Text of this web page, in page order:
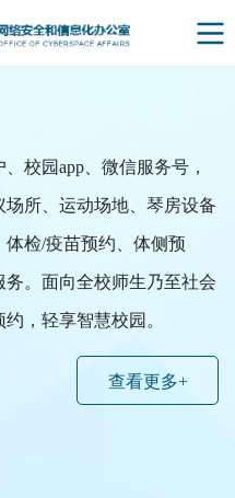
校园app、微信服务号，
所、运动场地、琴房设备
检/疫苗预约、体侧预
。面向全校师生乃至社会
，轻享智慧校园。
查看更多+